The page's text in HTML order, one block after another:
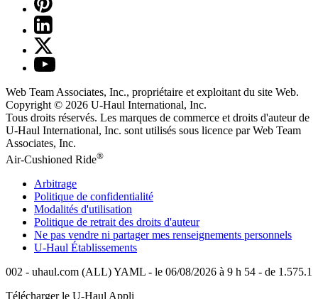
Web Team Associates, Inc., propriétaire et exploitant du site Web.
Copyright © 2026 U-Haul International, Inc.
Tous droits réservés. Les marques de commerce et droits d'auteur de
U-Haul International, Inc. sont utilisés sous licence par Web Team
Associates, Inc.
Air-Cushioned Ride®
Arbitrage
Politique de confidentialité
Modalités d'utilisation
Politique de retrait des droits d'auteur
Ne pas vendre ni partager mes renseignements personnels
U-Haul Établissements
002 - uhaul.com (ALL) YAML - le 06/08/2026 à 9 h 54 - de 1.575.1
Télécharger le U-Haul Appli